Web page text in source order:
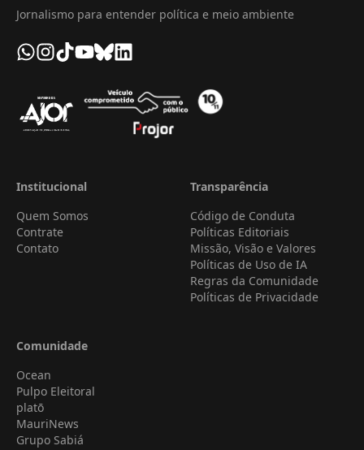
Jornalismo para entender política e meio ambiente
Institucional
Quem Somos
Contrate
Contato
Transparência
Código de Conduta
Políticas Editoriais
Missão, Visão e Valores
Políticas de Uso de IA
Regras da Comunidade
Políticas de Privacidade
Comunidade
Ocean
Pulpo Eleitoral
platō
MauriNews
Grupo Sabiá